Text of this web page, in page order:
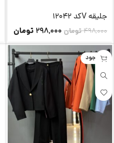
جلیقه Vکد 12042
498,000تومان 298,000 تومان
ناموجود